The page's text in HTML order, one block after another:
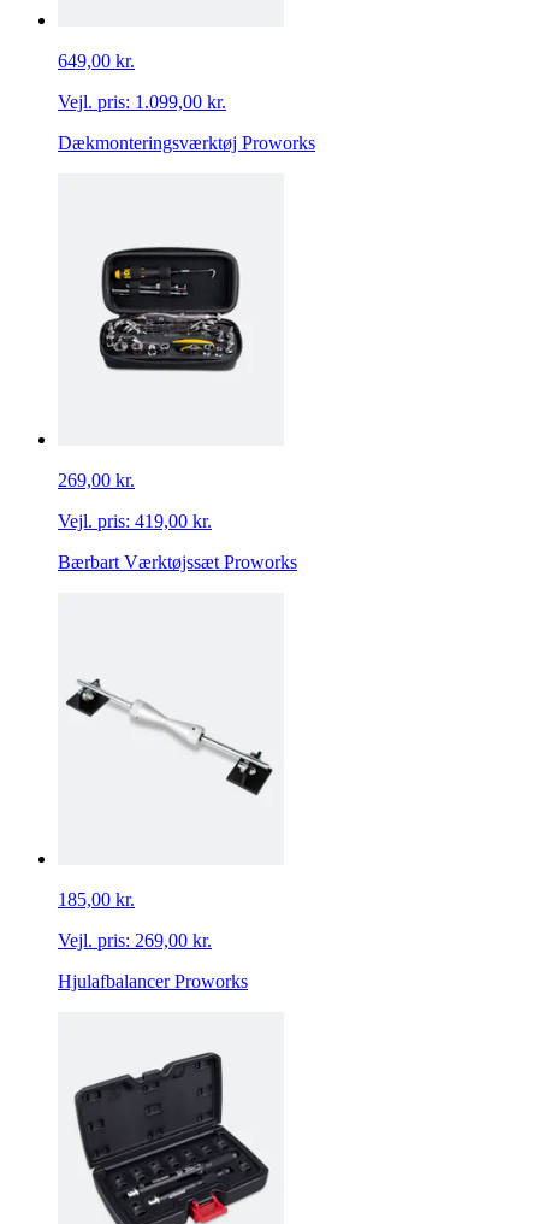
649,00 kr.
Vejl. pris: 1.099,00 kr.
Dækmonteringsværktøj Proworks
269,00 kr.
Vejl. pris: 419,00 kr.
Bærbart Værktøjssæt Proworks
185,00 kr.
Vejl. pris: 269,00 kr.
Hjulafbalancer Proworks